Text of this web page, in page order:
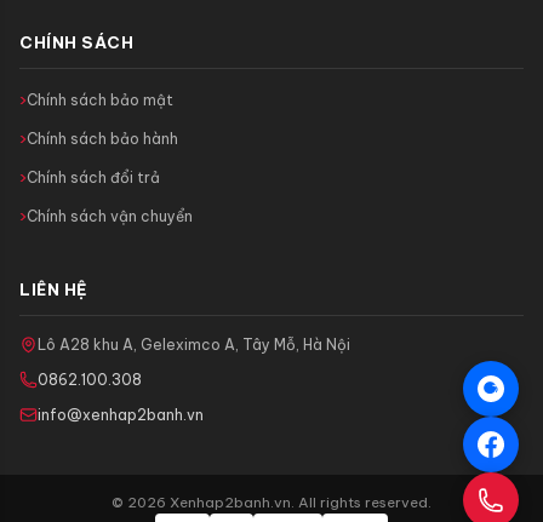
CHÍNH SÁCH
Chính sách bảo mật
Chính sách bảo hành
Chính sách đổi trả
Chính sách vận chuyển
LIÊN HỆ
Lô A28 khu A, Geleximco A, Tây Mỗ, Hà Nội
0862.100.308
info@xenhap2banh.vn
© 2026 Xenhap2banh.vn. All rights reserved.